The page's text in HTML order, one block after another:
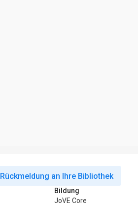
Rückmeldung an Ihre Bibliothek
Bildung
JoVE Core